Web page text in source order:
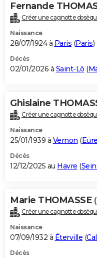
Fernande
Créer une cagnotte
Naissance
28/07/1924 à Paris (Paris)
Décès
02/01/2026 à Saint-Lô (
Ghislaine
Créer une cagnotte
Naissance
25/01/1939 à Vernon (Eure
Décès
12/12/2025 au Havre (
Marie THOMASSE
Créer une cagnotte
Naissance
07/09/1932 à Éterville (
Décès